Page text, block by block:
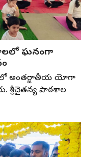
ఘనంగా
అంతర్జాతీయ యోగా
శ్రీచైతన్య పాఠశాల